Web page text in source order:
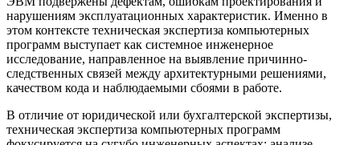
нарушениям эксплуатационных характеристик. Именно в
этом контексте техническая экспертиза компьютерных
программ выступает как системное инженерное
исследование, направленное на выявление причинно-
следственных связей между архитектурными решениями,
качеством кода и наблюдаемыми сбоями в работе.
В отличие от юридической или бухгалтерской экспертизы,
техническая экспертиза компьютерных программ